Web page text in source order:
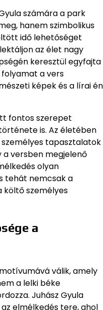
számára a park
hanem szimbolikus
idő lehetőséget
az élet nagy
keresztül egyfajta
folyamat a vers
képek és a lírai én
fontos szerepet
is. Az életében
tapasztalatok
a versben megjelenő
olyan
tehát nemcsak a
költő személyes
a
válik, amely
a lelki béke
Juhász Gyula
elmélkedés tere, ahol